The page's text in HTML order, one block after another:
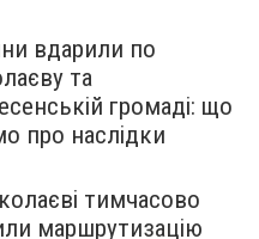
вдарили по
та
громаді: що
про наслідки
тимчасово
маршрутизацію